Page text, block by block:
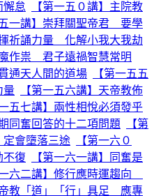
懈怠
【第一五０講】主院教
五一講】崇拜關聖帝君 要學
揮祈誦力量 化解小我大我劫
作祟 君子遠禍智慧常明
通天人間的道場
【第一五五
量
【第一五六講】天帝教佈
一五七講】兩性相悅必須發乎
同奮回答的十二項問題
【第
會墮落三途
【第一六０
不復
【第一六一講】同奮是
一六二講】修行應時運趨向
帝教「道」「行」具足 應專